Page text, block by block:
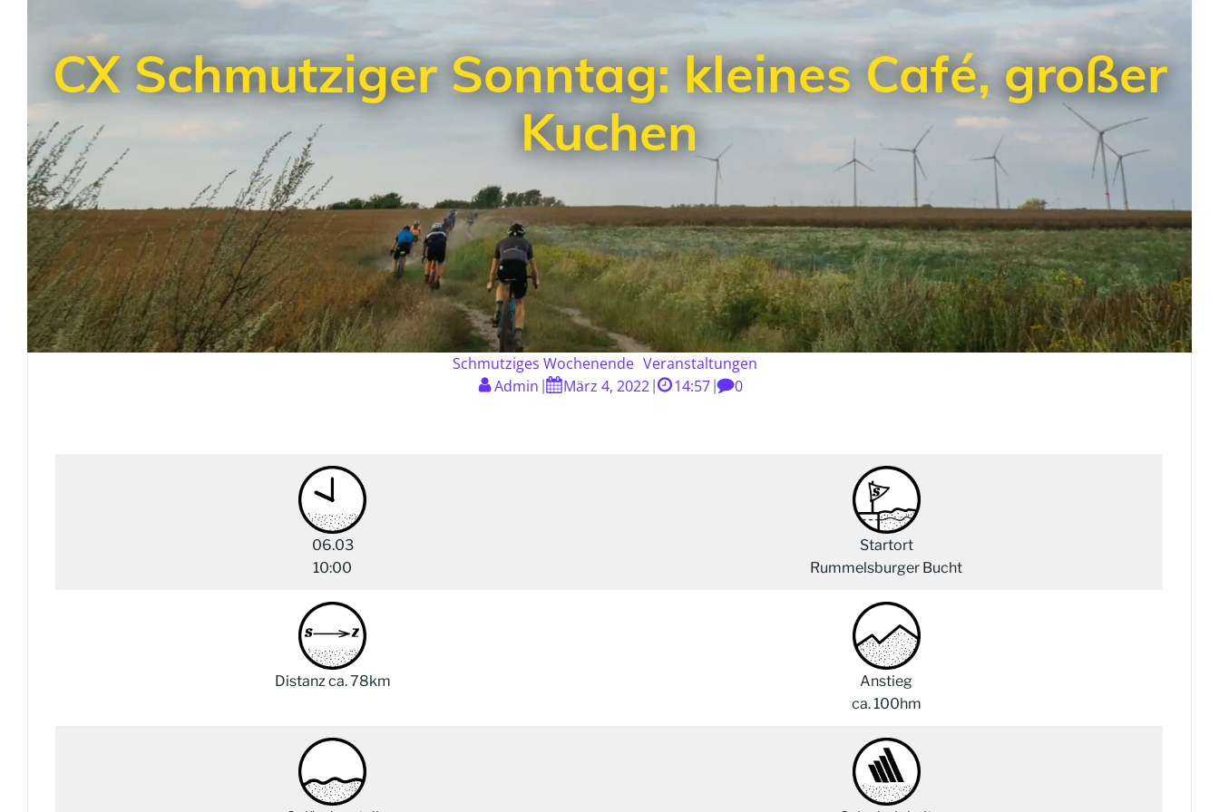
CX Schmutziger Sonntag: kleines Café, großer
Kuchen
Schmutziges Wochenende Veranstaltungen
Admin
März 4, 2022 14:57 0
06.03
10:00
Startort
Rummelsburger Bucht
Distanz ca. 78km
Anstieg
ca. 100hm